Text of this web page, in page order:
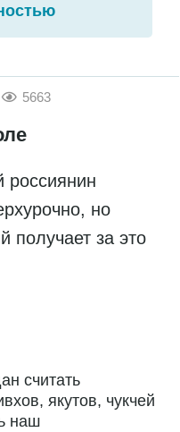
5663
россиянин
но
получает за это
считать
якутов, чукчей
наш